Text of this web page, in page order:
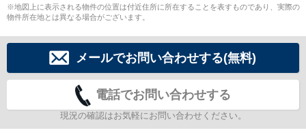
※地図上に表示される物件の位置は付近住所に所在することを表すものであり、実際の
物件所在地とは異なる場合がございます。
メールでお問い合わせする(無料)
電話でお問い合わせする
現況の確認はお気軽にお問い合わせください。